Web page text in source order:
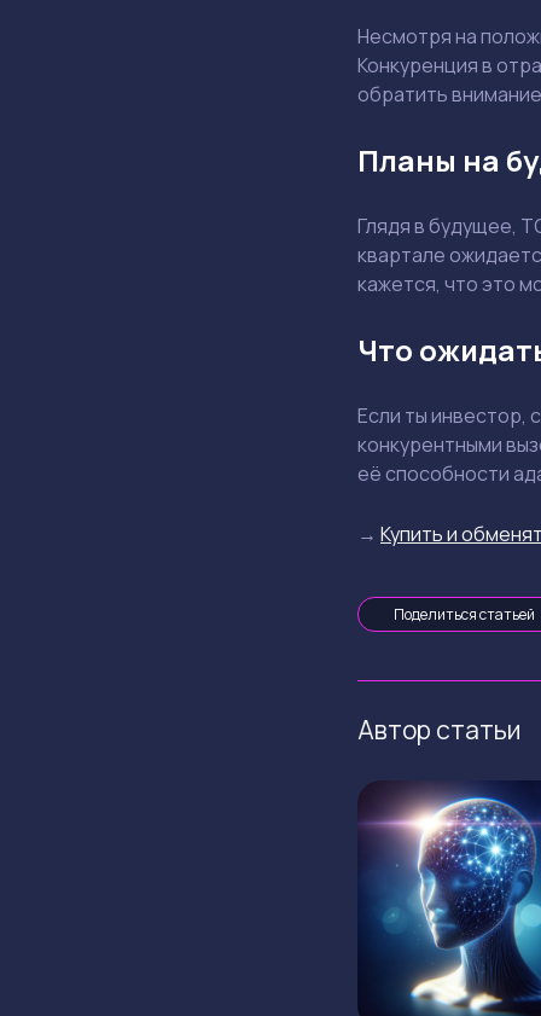
Несмотря на
Конкуренция в
обратить
Планы на
Глядя в будущее,
квартале
кажется, что это
Что
Если ты инвестор,
конкурентными
её способности
→ Купить и
Поделиться статьей
Автор статьи